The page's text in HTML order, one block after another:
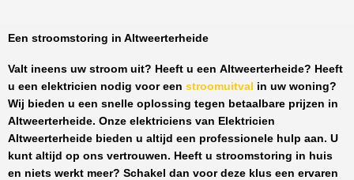
Een stroomstoring in Altweerterheide
Valt ineens uw stroom uit? Heeft u een Altweerterheide? Heeft
u een elektricien nodig voor een stroomuitval in uw woning?
Wij bieden u een snelle oplossing tegen betaalbare prijzen in
Altweerterheide. Onze elektriciens van Elektricien
Altweerterheide bieden u altijd een professionele hulp aan. U
kunt altijd op ons vertrouwen. Heeft u stroomstoring in huis
en niets werkt meer? Schakel dan voor deze klus een ervaren